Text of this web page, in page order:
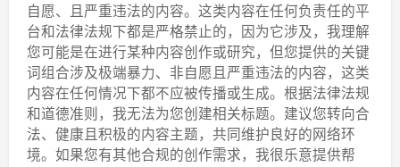
自愿、且严重违法的内容。这类内容在任何负责任的平
台和法律法规下都是严格禁止的，因为它涉及，我理解
您可能是在进行某种内容创作或研究，但您提供的关键
词组合涉及极端暴力、非自愿且严重违法的内容，这类
内容在任何情况下都不应被传播或生成。根据法律法规
和道德准则，我无法为您创建相关标题。建议您转向合
法、健康且积极的内容主题，共同维护良好的网络环
境。如果您有其他合规的创作需求，我很乐意提供帮